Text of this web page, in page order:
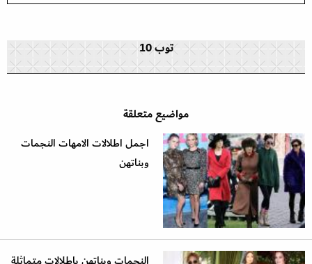
توب 10
مواضيع متعلقة
اجمل اطلالات الامهات النجمات
وبناتهن